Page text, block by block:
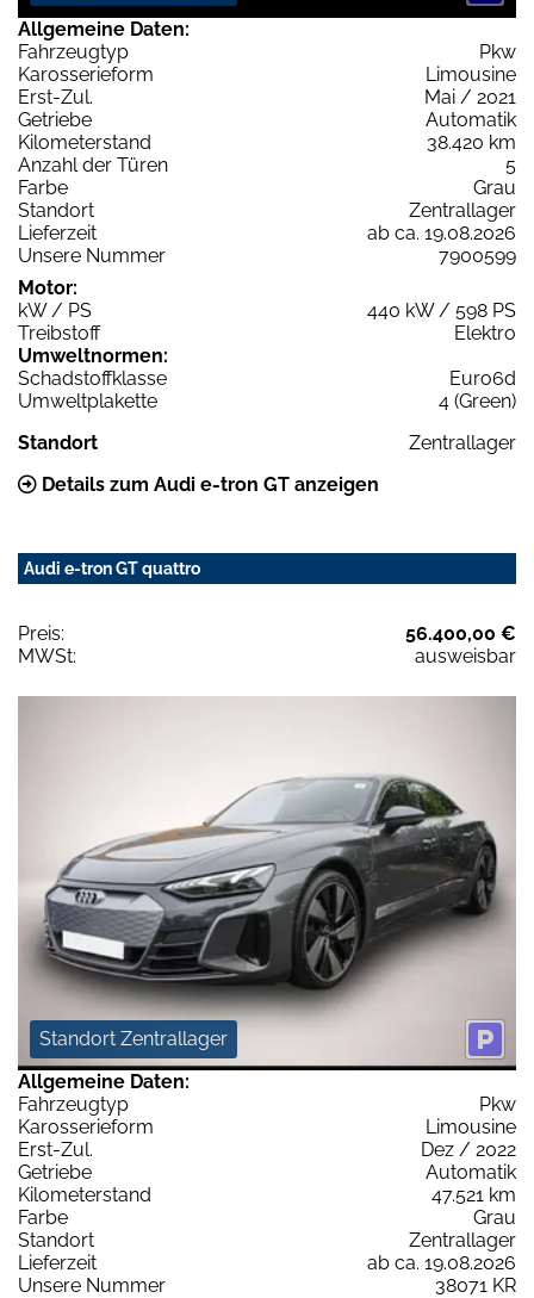
Allgemeine Daten:
Fahrzeugtyp
Pkw
Karosserieform
Limousine
Erst-Zul.
Mai / 2021
Getriebe
Automatik
Kilometerstand
38.420 km
Anzahl der Türen
5
Farbe
Grau
Standort
Zentrallager
Lieferzeit
ab ca. 19.08.2026
Unsere Nummer
7900599
Motor:
kW / PS
440 kW / 598 PS
Treibstoff
Elektro
Umweltnormen:
Schadstoffklasse
Euro6d
Umweltplakette
4 (Green)
Standort
Zentrallager
Details zum Audi e-tron GT anzeigen
Audi e-tron GT quattro
Preis:
56.400,00 €
MWSt:
ausweisbar
Standort Zentrallager
Allgemeine Daten:
Fahrzeugtyp
Pkw
Karosserieform
Limousine
Erst-Zul.
Dez / 2022
Getriebe
Automatik
Kilometerstand
47.521 km
Farbe
Grau
Standort
Zentrallager
Lieferzeit
ab ca. 19.08.2026
Unsere Nummer
38071 KR